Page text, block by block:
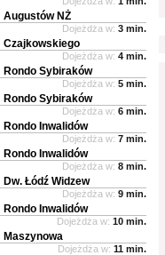
Augustów NŻ
Dojeżdża w: 3 min.
Czajkowskiego
Dojeżdża w: 4 min.
Rondo Sybiraków
Dojeżdża w: 5 min.
Rondo Sybiraków
Dojeżdża w: 6 min.
Rondo Inwalidów
Dojeżdża w: 7 min.
Rondo Inwalidów
Dojeżdża w: 8 min.
Dw. Łódź Widzew
Dojeżdża w: 9 min.
Rondo Inwalidów
Dojeżdża w: 10 min.
Maszynowa
Dojeżdża w: 11 min.